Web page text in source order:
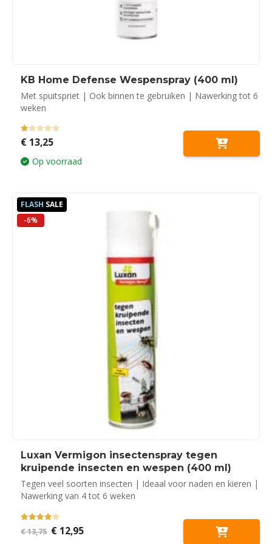
KB Home Defense Wespenspray (400 ml)
Met spuitspriet | Ook binnen te gebruiken | Nawerking tot 6
weken
1.00out of 5
€ 13,25
Op voorraad
FLASH SALE
-6%
Luxan Vermigon insectenspray tegen
kruipende insecten en wespen (400 ml)
Tegen veel soorten insecten | Ideaal voor naden en kieren |
Nawerking van 4 tot 6 weken
out of 5
€13,75 Oorspronkelijke
prijs
€12,95Huidige